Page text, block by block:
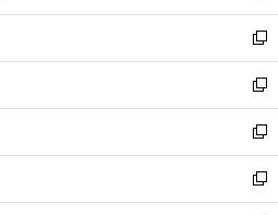
ウ
で
開
く
ン
ド
ウ
で
開
く
ウ
ィ
ン
ド
ウ
で
開
く
し
い
ウ
ィ
ン
ド
ウ
で
開
新
し
い
ウ
ィ
ン
ド
ウ
新
し
い
ウ
ィ
ン
新
し
い
ウ
新
し